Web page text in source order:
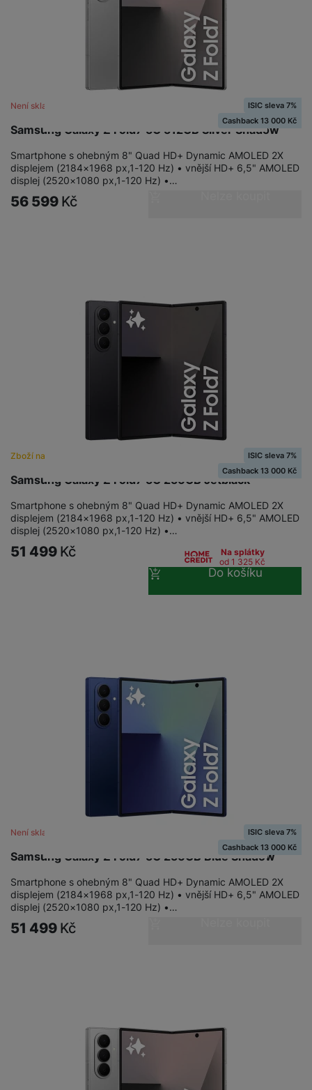
Samsung Galaxy Z Fold7 5G 512GB Silver Shadow
Není skladem
ISIC sleva 7%
Cashback 13 000 Kč
Smartphone s ohebným 8" Quad HD+ Dynamic AMOLED 2X
displejem (2184×1968 px,1-120 Hz) • vnější HD+ 6,5" AMOLED
displej (2520×1080 px,1-120 Hz) •…
56 599 Kč
Samsung Galaxy Z Fold7 5G 256GB Jetblack
Zboží na objednávku
ISIC sleva 7%
Cashback 13 000 Kč
Smartphone s ohebným 8" Quad HD+ Dynamic AMOLED 2X
displejem (2184×1968 px,1-120 Hz) • vnější HD+ 6,5" AMOLED
displej (2520×1080 px,1-120 Hz) •…
51 499 Kč
Na splátky
od 1 325 Kč
Do košíku
Samsung Galaxy Z Fold7 5G 256GB Blue Shadow
Není skladem
ISIC sleva 7%
Cashback 13 000 Kč
Smartphone s ohebným 8" Quad HD+ Dynamic AMOLED 2X
displejem (2184×1968 px,1-120 Hz) • vnější HD+ 6,5" AMOLED
displej (2520×1080 px,1-120 Hz) •…
51 499 Kč